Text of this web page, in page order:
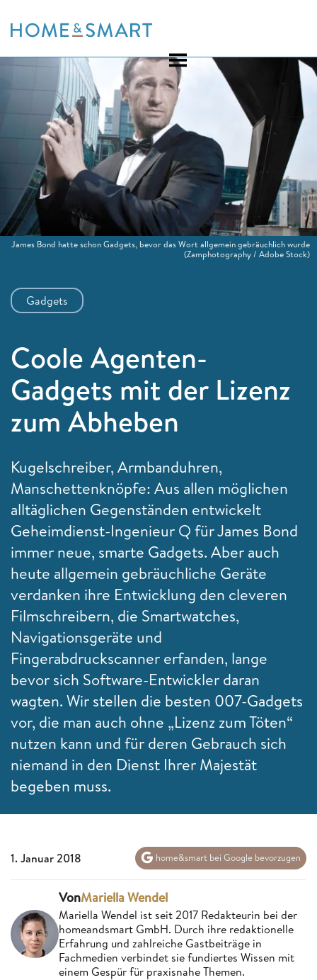
to
Gadgets
Coole Agenten-
Gadgets mit der Lizenz
zum Abheben
Kugelschreiber, Armbanduhren,
Manschettenknöpfe: Aus allen möglichen
alltäglichen Gegenständen entwickelt
Geheimdienst-Ingenieur Q für James Bond
immer neue, smarte Gadgets. Aber auch
heute allgemein gebräuchliche Geräte
verdanken ihre Entwicklung den cleveren
Filmschreibern, die Smartwatches,
Navigationsgeräte und
Fingerabdruckscanner erfanden, lange
bevor sich Software-Entwickler daran
wagten. Wir stellen die besten 007-Gadgets
vor, die man auch ohne „Lizenz zum Töten“
nutzen kann und für deren Gebrauch sich
niemand in den Dienst Ihrer Majestät
begeben muss.
James Bond hatte schon Gadgets, bevor das Wort allgemein gebräuchlich wurde
(Zamphotography / Adobe Stock)
1. Januar 2018 home&smart bei Google bevorzugen
VonMariella Wendel
Mariella Wendel ist seit 2017 Redakteurin bei der
homeandsmart GmbH. Durch ihre redaktionelle
Erfahrung und zahlreiche Gastbeiträge in
Fachmedien verbindet sie fundiertes Wissen mit
einem Gespür für praxisnahe Themen.